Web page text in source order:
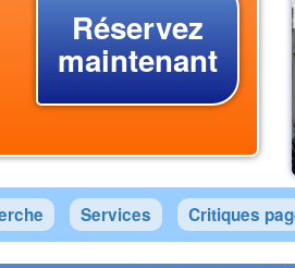
Réservez
maintenant
Services Critiques